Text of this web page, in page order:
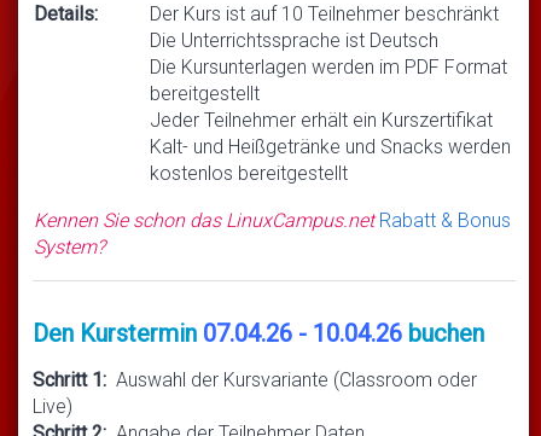
Details:
Der Kurs ist auf 10 Teilnehmer beschränkt
Die Unterrichtssprache ist Deutsch
Die Kursunterlagen werden im PDF Format
bereitgestellt
Jeder Teilnehmer erhält ein Kurszertifikat
Kalt- und Heißgetränke und Snacks werden
kostenlos bereitgestellt
Kennen Sie schon das LinuxCampus.netRabatt & Bonus
System?
Den Kurstermin 07.04.26 - 10.04.26 buchen
Schritt 1: Auswahl der Kursvariante (Classroom oder
Live)